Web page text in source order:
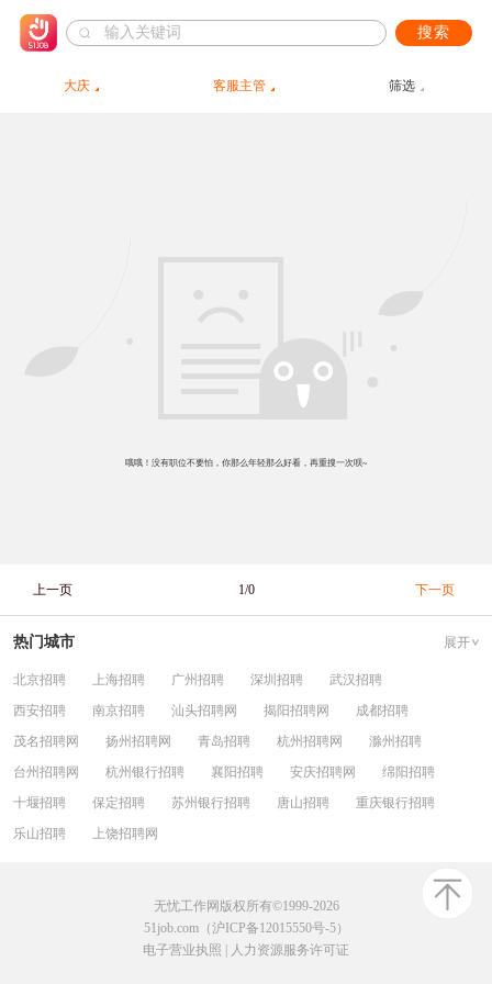
搜索
大庆 客服主管 筛选
哦哦！没有职位不要怕，你那么年轻那么好看，再重搜一次呗~
上一页 1/0 下一页
热门城市 展开
北京招聘 上海招聘 广州招聘 深圳招聘
武汉招聘
西安招聘
南京招聘 汕头招聘网 揭阳招聘网
成都招聘
茂名招聘网
扬州招聘网 青岛招聘 杭州招聘网
滁州招聘
台州招聘网
杭州银行招聘 襄阳招聘 安庆招聘网
绵阳招聘
十堰招聘
保定招聘 苏州银行招聘 唐山招聘
重庆银行招聘
乐山招聘
上饶招聘网
无忧工作网版权所有©1999-2026
51job.com（沪ICP备12015550号-5）
电子营业执照
人力资源服务许可证